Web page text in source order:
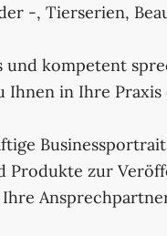
-, Tierserien,
und kompetent
Ihnen in Ihre Praxis
Produkte zur